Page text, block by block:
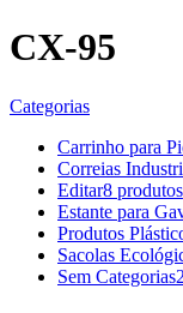
CX-95
Categorias
Carrinho para
Correias
Editar8 produtos
Estante para
Produtos
Sacolas
Sem Categorias